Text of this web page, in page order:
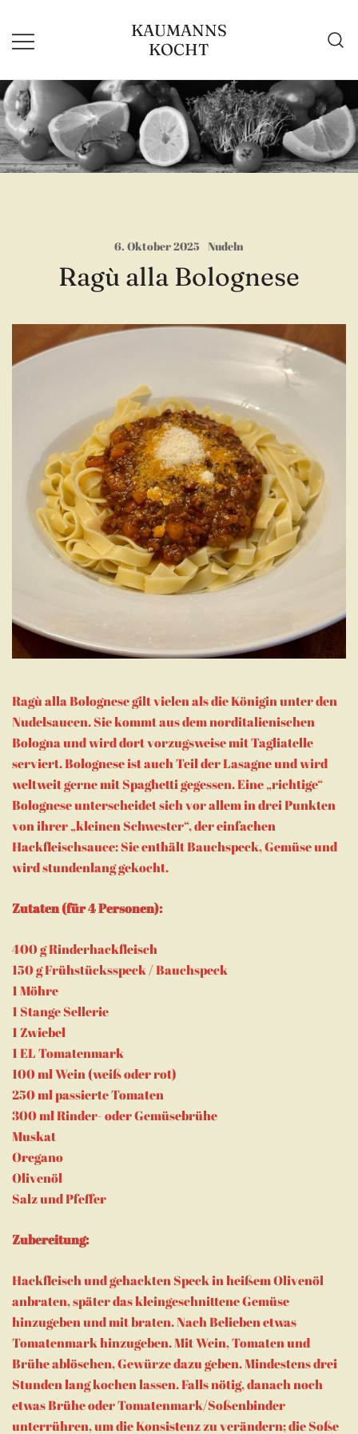
Inhalt
springen
KAUMANNS
KOCHT
6. Oktober 2025 Nudeln
Ragù alla Bolognese
Ragù alla Bolognese gilt vielen als die Königin unter den
Nudelsaucen. Sie kommt aus dem norditalienischen
Bologna und wird dort vorzugsweise mit Tagliatelle
serviert. Bolognese ist auch Teil der Lasagne und wird
weltweit gerne mit Spaghetti gegessen. Eine „richtige“
Bolognese unterscheidet sich vor allem in drei Punkten
von ihrer „kleinen Schwester“, der einfachen
Hackfleischsauce: Sie enthält Bauchspeck, Gemüse und
wird stundenlang gekocht.
Zutaten (für 4 Personen):
400 g Rinderhackfleisch
150 g Frühstücksspeck / Bauchspeck
1 Möhre
1 Stange Sellerie
1 Zwiebel
1 EL Tomatenmark
100 ml Wein (weiß oder rot)
250 ml passierte Tomaten
300 ml Rinder- oder Gemüsebrühe
Muskat
Oregano
Olivenöl
Salz und Pfeffer
Zubereitung:
Hackfleisch und gehackten Speck in heißem Olivenöl
anbraten, später das kleingeschnittene Gemüse
hinzugeben und mit braten. Nach Belieben etwas
Tomatenmark hinzugeben. Mit Wein, Tomaten und
Brühe ablöschen, Gewürze dazu geben. Mindestens drei
Stunden lang kochen lassen. Falls nötig, danach noch
etwas Brühe oder Tomatenmark/Soßenbinder
unterrühren, um die Konsistenz zu verändern; die Soße